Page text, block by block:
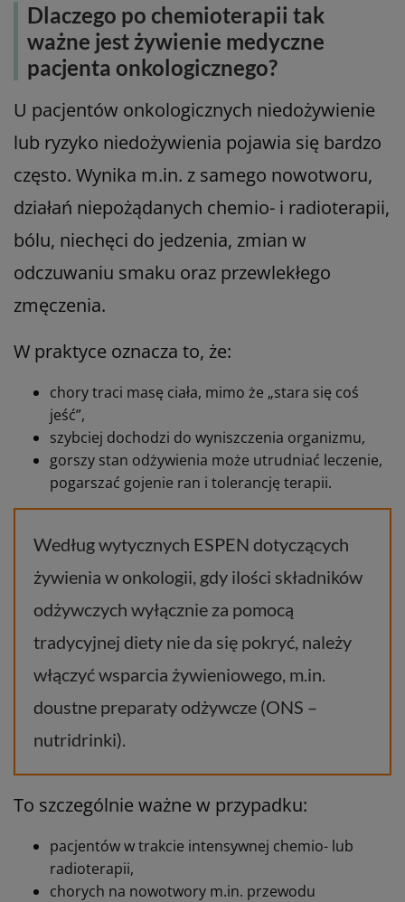
Dlaczego po chemioterapii tak
ważne jest żywienie medyczne
pacjenta onkologicznego?
U pacjentów onkologicznych niedożywienie
lub ryzyko niedożywienia pojawia się bardzo
często. Wynika m.in. z samego nowotworu,
działań niepożądanych chemio- i radioterapii,
bólu, niechęci do jedzenia, zmian w
odczuwaniu smaku oraz przewlekłego
zmęczenia.
W praktyce oznacza to, że:
chory traci masę ciała, mimo że „stara się coś
jeść”,
szybciej dochodzi do wyniszczenia organizmu,
gorszy stan odżywienia może utrudniać leczenie,
pogarszać gojenie ran i tolerancję terapii.
Według wytycznych ESPEN dotyczących
żywienia w onkologii, gdy ilości składników
odżywczych wyłącznie za pomocą
tradycyjnej diety nie da się pokryć, należy
włączyć wsparcia żywieniowego, m.in.
doustne preparaty odżywcze (ONS –
nutridrinki).
To szczególnie ważne w przypadku:
pacjentów w trakcie intensywnej chemio- lub
radioterapii,
chorych na nowotwory m.in. przewodu